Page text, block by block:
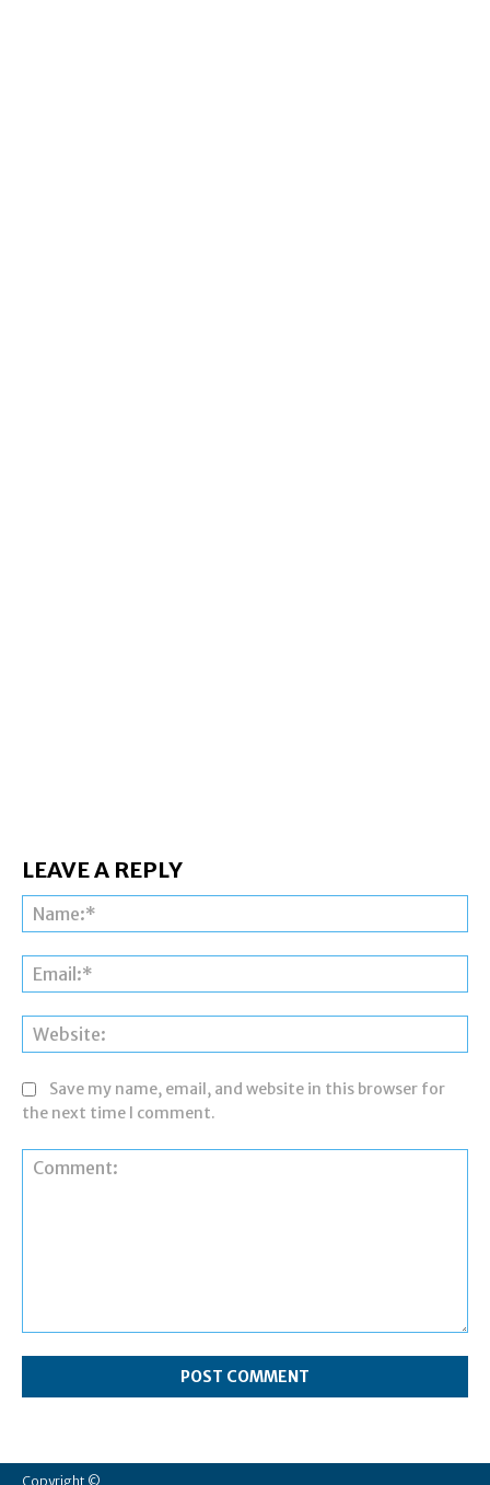
LEAVE A REPLY
Save my name, email, and website in this browser for
the next time I comment.
Copyright ©